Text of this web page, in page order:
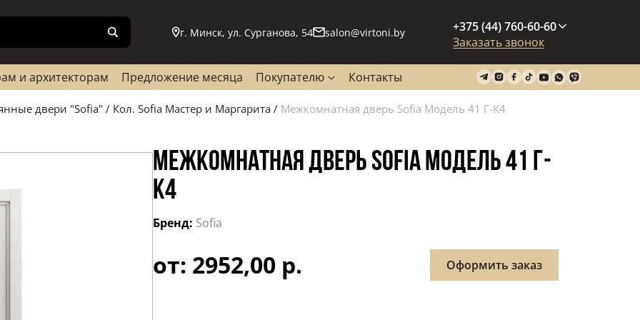
г. Минск, ул. Сурганова, 54 salon@virtoni.by
+375 (44) 760-60-60
Заказать звонок
и архитекторам Предложение месяца Покупателю Контакты
двери "Sofia" / Кол. Sofia Мастер и Маргарита / Межкомнатная дверь Sofia Модель 41 Г-К4
МЕЖКОМНАТНАЯ ДВЕРЬ SOFIA МОДЕЛЬ 41 Г-
К4
Бренд: Sofia
от: 2952,00 р. Оформить заказ